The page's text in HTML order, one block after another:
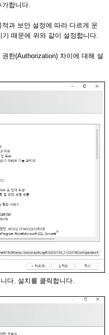
합니다.
과 보안 설정에 따라 다르게 운
때문에 위와 같이 설정합니다.
한(Authorization) 차이에 대해 설
다. 설치를 클릭합니다.